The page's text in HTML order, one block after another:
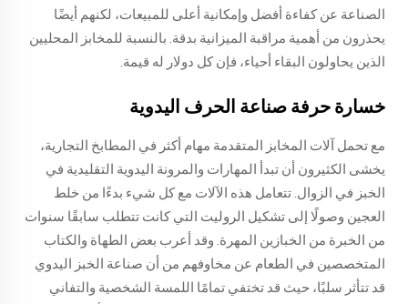
الصناعة عن كفاءة أفضل وإمكانية أعلى للمبيعات، لكنهم أيضًا
يحذرون من أهمية مراقبة الميزانية بدقة. بالنسبة للمخابز المحليين
الذين يحاولون البقاء أحياء، فإن كل دولار له قيمة.
خسارة حرفة صناعة الحرف اليدوية
مع تحمل آلات المخابز المتقدمة مهام أكثر في المطابخ التجارية،
يخشى الكثيرون أن تبدأ المهارات والمرونة اليدوية التقليدية في
الخبز في الزوال. تتعامل هذه الآلات مع كل شيء بدءًا من خلط
العجين وصولًا إلى تشكيل الروليت التي كانت تتطلب سابقًا سنوات
من الخبرة من الخبازين المهرة. وقد أعرب بعض الطهاة والكتاب
المتخصصين في الطعام عن مخاوفهم من أن صناعة الخبز اليدوي
قد تتأثر سلبًا، حيث قد تختفي تمامًا اللمسة الشخصية والتفاني